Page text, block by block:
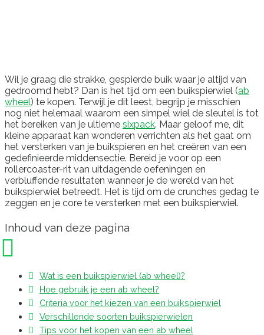
Wil je graag die strakke, gespierde buik waar je altijd van
gedroomd hebt? Dan is het tijd om een buikspierwiel (ab
wheel) te kopen. Terwijl je dit leest, begrijp je misschien
nog niet helemaal waarom een simpel wiel de sleutel is tot
het bereiken van je ultieme sixpack. Maar geloof me, dit
kleine apparaat kan wonderen verrichten als het gaat om
het versterken van je buikspieren en het creëren van een
gedefinieerde middensectie. Bereid je voor op een
rollercoaster-rit van uitdagende oefeningen en
verbluffende resultaten wanneer je de wereld van het
buikspierwiel betreedt. Het is tijd om de crunches gedag te
zeggen en je core te versterken met een buikspierwiel.
Inhoud van deze pagina
Wat is een buikspierwiel (ab wheel)?
Hoe gebruik je een ab wheel?
Criteria voor het kiezen van een buikspierwiel
Verschillende soorten buikspierwielen
Tips voor het kopen van een ab wheel